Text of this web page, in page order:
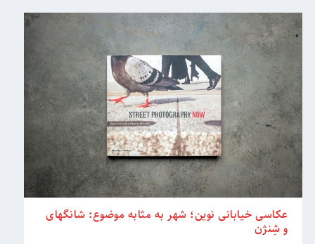
عکاسی خیابانی نوین؛ شهر به مثابه موضوع: شانگهای
و شِنژن